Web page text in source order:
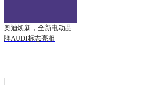
奥迪焕新，全新电动品
牌AUDI标志亮相